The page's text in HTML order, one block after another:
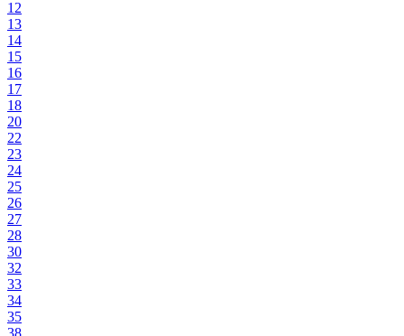
12
13
14
15
16
17
18
20
22
23
24
25
26
27
28
30
32
33
34
35
38